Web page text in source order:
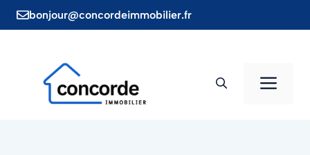
Aller
au
bonjour@concordeimmobilier.fr